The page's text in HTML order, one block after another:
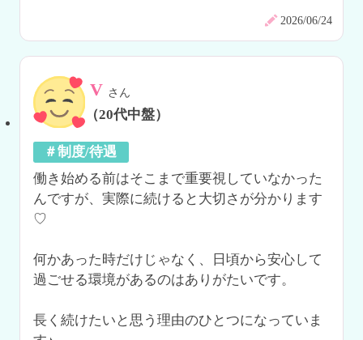
2026/06/24
V さん
（20代中盤）
＃制度/待遇
働き始める前はそこまで重要視していなかった
んですが、実際に続けると大切さが分かります
♡
何かあった時だけじゃなく、日頃から安心して
過ごせる環境があるのはありがたいです。
長く続けたいと思う理由のひとつになっていま